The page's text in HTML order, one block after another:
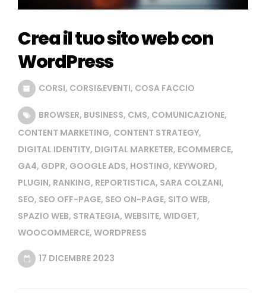
Crea il tuo sito web con
WordPress
CORSI, CORSI&EVENTI, COSA FACCIO
BROWSER, BUSINESS, CMS, COMUNICAZIONE,
CONTENT MARKETING, CONTENT STRATEGY,
DIGITAL IDENTITY, DIGITAL MARKETER, ECOMMERCE,
GA4, GDPR, GOOGLE ADS, HOSTING, KEYWORD,
PLUGIN, RANKING, REPORTISTICA, SARA COLZANI,
SEO, SEO OFF-PAGE, SEO ON-PAGE, SITO WEB,
SPAZIO WEB, STRATEGIA, WEBSITE, WIDGET,
WOOCOMMERCE, WORDPRESS
17 DICEMBRE 2023